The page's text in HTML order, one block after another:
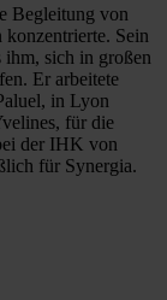
Begleitung von
Sein
ihm, sich in großen
Er arbeitete
in Lyon
für die
der IHK von
für Synergia.